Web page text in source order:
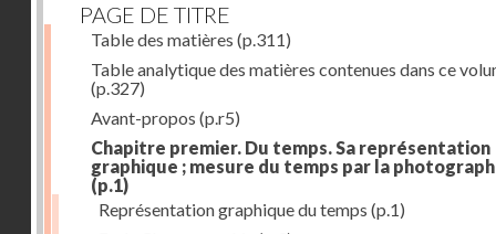
PAGE DE TITRE
Table des matières (p.311)
Table analytique des matières contenues dans ce
(p.327)
Avant-propos (p.r5)
Chapitre premier. Du temps. Sa représentation
graphique ; mesure du temps par la
(p.1)
Représentation graphique du temps (p.1)